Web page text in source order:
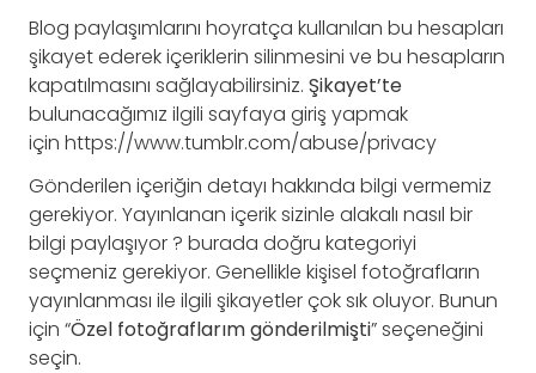
Blog paylaşımlarını hoyratça kullanılan bu hesapları
şikayet ederek içeriklerin silinmesini ve bu hesapların
kapatılmasını sağlayabilirsiniz. Şikayet’te
bulunacağımız ilgili sayfaya giriş yapmak
için https://www.tumblr.com/abuse/privacy
Gönderilen içeriğin detayı hakkında bilgi vermemiz
gerekiyor. Yayınlanan içerik sizinle alakalı nasıl bir
bilgi paylaşıyor ? burada doğru kategoriyi
seçmeniz gerekiyor. Genellikle kişisel fotoğrafların
yayınlanması ile ilgili şikayetler çok sık oluyor. Bunun
için “Özel fotoğraflarım gönderilmişti” seçeneğini
seçin.